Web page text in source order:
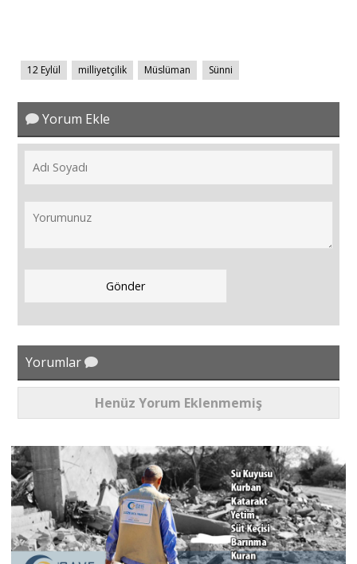
12 Eylül milliyetçilik Müslüman Sünni
Yorum Ekle
Yorumlar
Henüz Yorum Eklenmemiş